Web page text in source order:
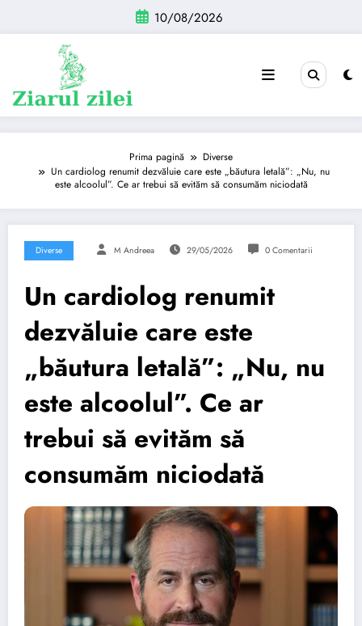
conținut
10/08/2026
Prima pagină
Diverse
Un cardiolog renumit dezvăluie care este „băutura letală”: „Nu, nu
este alcoolul”. Ce ar trebui să evităm să consumăm niciodată
Diverse M Andreea 29/05/2026 0 Comentarii
Un cardiolog renumit
dezvăluie care este
„băutura letală”: „Nu, nu
este alcoolul”. Ce ar
trebui să evităm să
consumăm niciodată